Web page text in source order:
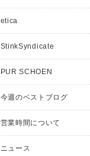
etica
StinkSyndicate
PUR SCHOEN
今週のベストブログ
営業時間について
ニュース